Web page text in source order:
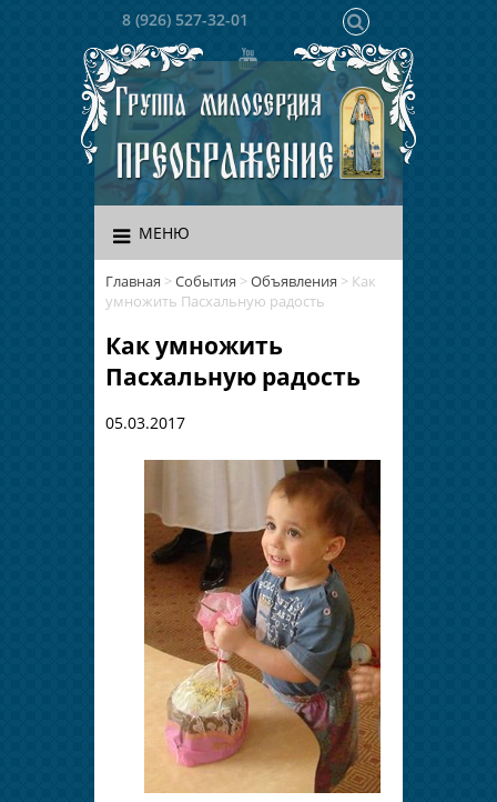
8 (926) 527-32-01
МЕНЮ
Главная >События >Объявления > Как
умножить Пасхальную радость
Как умножить
Пасхальную радость
05.03.2017